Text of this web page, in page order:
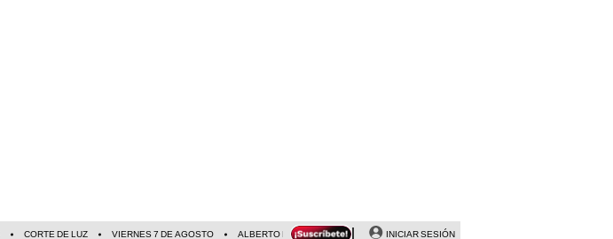
CORTE DE LUZ VIERNES 7 DE AGOSTO ALBERTO BENAVIDES NALDY SALDAÑA
INICIAR SESIÓN